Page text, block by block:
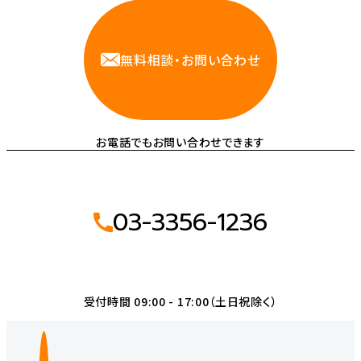
無料相談・お問い合わせ
お電話でもお問い合わせできます
03-3356-1236
受付時間 09:00 - 17:00（土日祝除く）